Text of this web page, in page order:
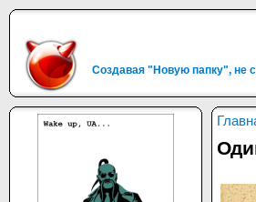
Создавая "Новую папку", не